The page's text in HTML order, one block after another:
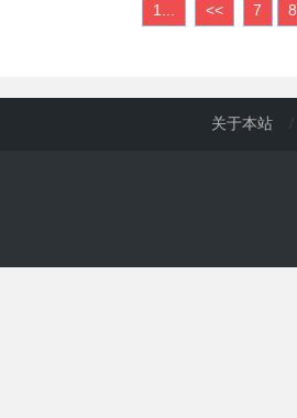
1... << 7 8
关于本站 /